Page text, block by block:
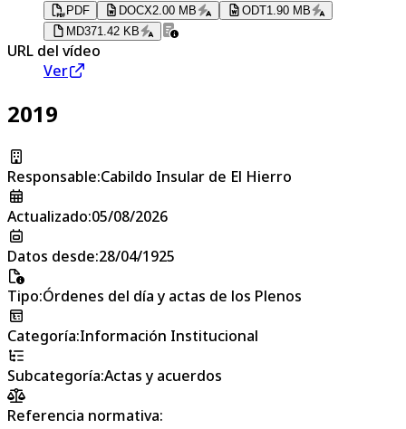
PDF DOCX2.00 MB ODT1.90 MB
MD371.42 KB
URL del vídeo
Ver
2019
Responsable:Cabildo Insular de El Hierro
Actualizado:05/08/2026
Datos desde:28/04/1925
Tipo:Órdenes del día y actas de los Plenos
Categoría:Información Institucional
Subcategoría:Actas y acuerdos
Referencia normativa: